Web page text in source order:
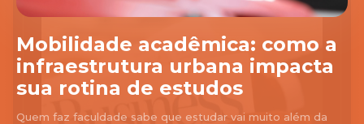
Mobilidade acadêmica: como a
infraestrutura urbana impacta
sua rotina de estudos
Quem faz faculdade sabe que estudar vai muito além da